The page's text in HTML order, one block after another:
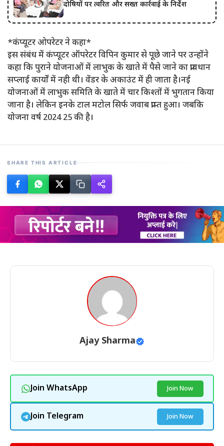
दोषियों पर त्वरित और सख्त कार्रवाई के निर्देश
*कंप्यूटर ओपरेटर ने कहा*
इस संबंध में कंप्यूटर ऑपरेटर विपिन कुमार से पूछे जाने पर उन्होंने
कहा कि पुराने योजनाओं में लाभुक के खाते में पैसे जाने का प्रावधान
सप्लाई कार्यों में नही थी। वेंडर के अकाउंट में ही जाता है।नई
योजनाओं में लाभुक समिति के खाते में चार किश्तों में भुगतान किया
जाना है। लेकिन इनके टाल मटोल सिर्फ जवाब प्राप्त हुआ। जबकि
योजना वर्ष 2024 25 की है।
SHARE THIS ARTICLE
Ajay Sharma
Join WhatsApp Join Now
Join Telegram Join Now